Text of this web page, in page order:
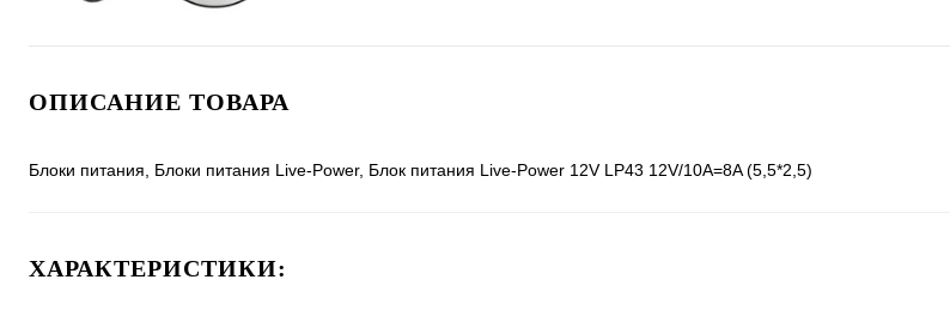
ОПИСАНИЕ ТОВАРА
Блоки питания, Блоки питания Live-Power, Блок питания Live-Power 12V LP43 12V/10A=8A (5,5*2,5)
ХАРАКТЕРИСТИКИ: